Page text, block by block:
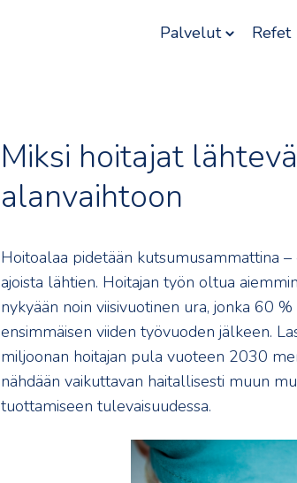
Palvelut Refet
Miksi hoitajat
alanvaihtoon
Hoitoalaa pidetään kutsumusammattina
ajoista lähtien. Hoitajan työn oltua
nykyään noin viisivuotinen ura, jonka 60
ensimmäisen viiden työvuoden jälkeen.
miljoonan hoitajan pula vuoteen 2030
nähdään vaikuttavan haitallisesti muun
tuottamiseen tulevaisuudessa.